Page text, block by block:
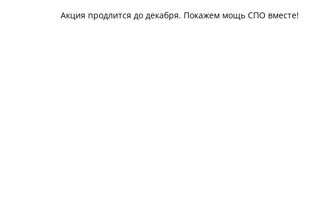
Акция продлится до декабря. Покажем мощь СПО вместе!